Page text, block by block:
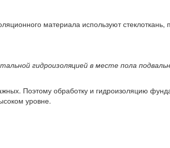
материала используют стеклоткань,
гидроизоляцией в месте пола
Поэтому обработку и гидроизоляцию
уровне.